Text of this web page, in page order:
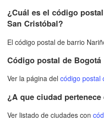
¿Cuál es el código
San Cristóbal?
El código postal de barrio
Código postal de Bogotá
Ver la página del código postal
¿A que ciudad
Ver listado de ciudades con